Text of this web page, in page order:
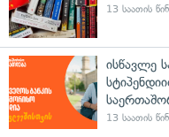
13 საათის წინ
ისწავლე
13 საათის წინ